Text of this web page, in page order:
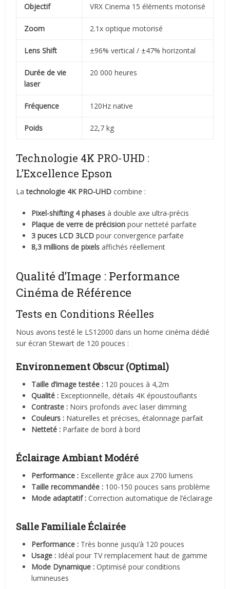
Objectif VRX Cinema 15 éléments motorisé
Zoom 2.1x optique motorisé
Lens Shift ±96% vertical / ±47% horizontal
Durée de vie
laser
20 000 heures
Fréquence 120Hz native
Poids 22,7 kg
Technologie 4K PRO-UHD :
L’Excellence Epson
Latechnologie 4K PRO-UHD combine :
Pixel-shifting 4 phases à double axe ultra-précis
Plaque de verre de précision pour netteté parfaite
3 puces LCD 3LCD pour convergence parfaite
8,3 millions de pixels affichés réellement
Qualité d’Image : Performance
Cinéma de Référence
Tests en Conditions Réelles
Nous avons testé le LS12000 dans un home cinéma dédié
sur écran Stewart de 120 pouces :
Environnement Obscur (Optimal)
Taille d’image testée : 120 pouces à 4,2m
Qualité : Exceptionnelle, détails 4K époustouflants
Contraste : Noirs profonds avec laser dimming
Couleurs : Naturelles et précises, étalonnage parfait
Netteté : Parfaite de bord à bord
Éclairage Ambiant Modéré
Performance : Excellente grâce aux 2700 lumens
Taille recommandée : 100-150 pouces sans problème
Mode adaptatif : Correction automatique de l’éclairage
Salle Familiale Éclairée
Performance : Très bonne jusqu’à 120 pouces
Usage : Idéal pour TV remplacement haut de gamme
Mode Dynamique : Optimisé pour conditions
lumineuses